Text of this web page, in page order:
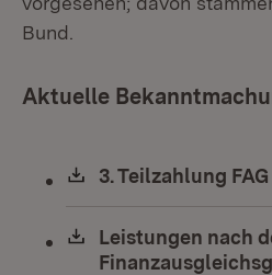
Bund.
Aktuelle
Download:
3. Teilzahlung
Download:
Leistungen nach